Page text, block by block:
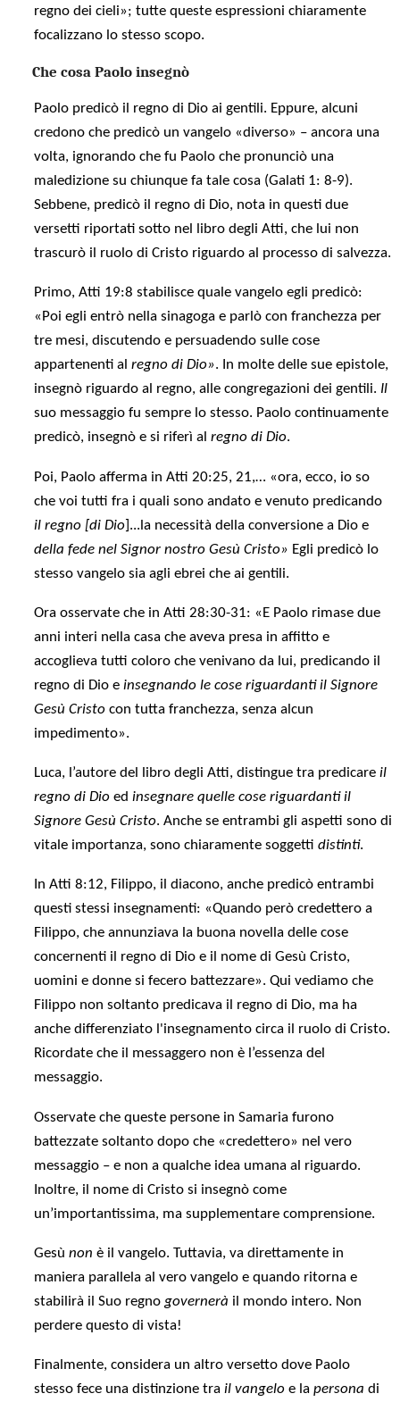
regno dei cieli»; tutte queste espressioni chiaramente
focalizzano lo stesso scopo.
Che cosa Paolo insegnò
Paolo predicò il regno di Dio ai gentili. Eppure, alcuni
credono che predicò un vangelo «diverso» – ancora una
volta, ignorando che fu Paolo che pronunciò una
maledizione su chiunque fa tale cosa (Galati 1: 8-9).
Sebbene, predicò il regno di Dio, nota in questi due
versetti riportati sotto nel libro degli Atti, che lui non
trascurò il ruolo di Cristo riguardo al processo di salvezza.
Primo, Atti 19:8 stabilisce quale vangelo egli predicò:
«Poi egli entrò nella sinagoga e parlò con franchezza per
tre mesi, discutendo e persuadendo sulle cose
appartenenti alregno di Dio». In molte delle sue epistole,
insegnò riguardo al regno, alle congregazioni dei gentili. Il
suo messaggio fu sempre lo stesso. Paolo continuamente
predicò, insegnò e si riferì alregno di Dio.
Poi, Paolo afferma in Atti 20:25, 21,… «ora, ecco, io so
che voi tutti fra i quali sono andato e venuto predicando
il regno [di Dio]...la necessità della conversione a Dio e
della fede nel Signor nostro Gesù Cristo» Egli predicò lo
stesso vangelo sia agli ebrei che ai gentili.
Ora osservate che in Atti 28:30-31: «E Paolo rimase due
anni interi nella casa che aveva presa in affitto e
accoglieva tutti coloro che venivano da lui, predicando il
regno di Dio einsegnando le cose riguardanti il Signore
Gesù Cristo con tutta franchezza, senza alcun
impedimento».
Luca, l’autore del libro degli Atti, distingue tra predicareil
regno di Dio edinsegnare quelle cose riguardanti il
Signore Gesù Cristo. Anche se entrambi gli aspetti sono di
vitale importanza, sono chiaramente soggettidistinti.
In Atti 8:12, Filippo, il diacono, anche predicò entrambi
questi stessi insegnamenti: «Quando però credettero a
Filippo, che annunziava la buona novella delle cose
concernenti il regno di Dio e il nome di Gesù Cristo,
uomini e donne si fecero battezzare». Qui vediamo che
Filippo non soltanto predicava il regno di Dio, ma ha
anche differenziato l'insegnamento circa il ruolo di Cristo.
Ricordate che il messaggero non è l’essenza del
messaggio.
Osservate che queste persone in Samaria furono
battezzate soltanto dopo che «credettero» nel vero
messaggio – e non a qualche idea umana al riguardo.
Inoltre, il nome di Cristo si insegnò come
un’importantissima, ma supplementare comprensione.
Gesùnon è il vangelo. Tuttavia, va direttamente in
maniera parallela al vero vangelo e quando ritorna e
stabilirà il Suo regnogovernerà il mondo intero. Non
perdere questo di vista!
Finalmente, considera un altro versetto dove Paolo
stesso fece una distinzione trail vangelo e lapersona di